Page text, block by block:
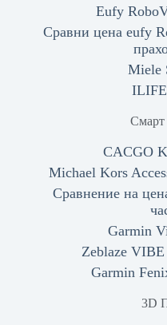
Eufy
Сравни цена eufy
Miele
Смарт
CACGO
Michael Kors
Сравнение на
Garmin
Zeblaze VIBE
Garmin
3D